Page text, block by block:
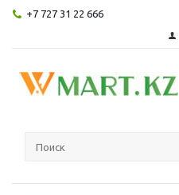
+7 727 31 22 666